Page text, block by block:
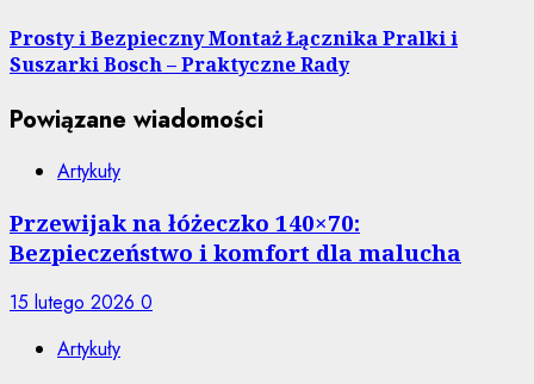
Prosty i Bezpieczny Montaż Łącznika Pralki i
Suszarki Bosch – Praktyczne Rady
Powiązane wiadomości
Artykuły
Przewijak na łóżeczko 140×70:
Bezpieczeństwo i komfort dla malucha
15 lutego 2026 0
Artykuły